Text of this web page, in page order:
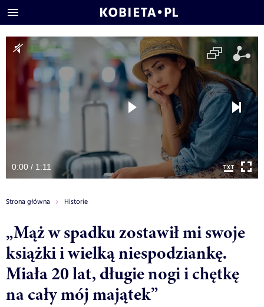
0:00 / 1:11
Strona główna Historie
„Mąż w spadku zostawił mi swoje
książki i wielką niespodziankę.
Miała 20 lat, długie nogi i chętkę
na cały mój majątek”